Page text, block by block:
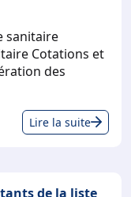
sanitaire
Cotations et
des
Lire la suite
19
de la liste